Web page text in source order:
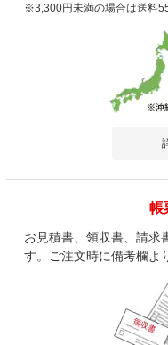
※3,300円未満の場合は送料
帳
お見積書、領収書、請求
す。ご注文時に備考欄よ